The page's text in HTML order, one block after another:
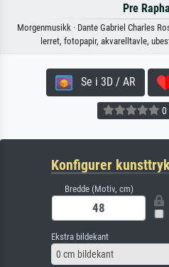
Pre
Morgenmusikk · Dante Gabriel Charles
lerret, fotopapir, akvarelltavle,
Se i 3D / AR
0
Konfigurer
Bredde (Motiv, cm)
Ekstra bildekant
0 cm bildekant